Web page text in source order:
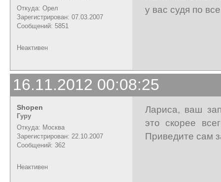
Откуда: Орел
Зарегистрирован: 07.03.2007
Сообщений: 5851
у вас судя по
Неактивен
16.11.2012 00:08:25
Shopen
Гуру
Откуда: Москва
Зарегистрирован: 22.10.2007
Сообщений: 362
Лариса, ваш
это скорее
Приведите сам
Неактивен